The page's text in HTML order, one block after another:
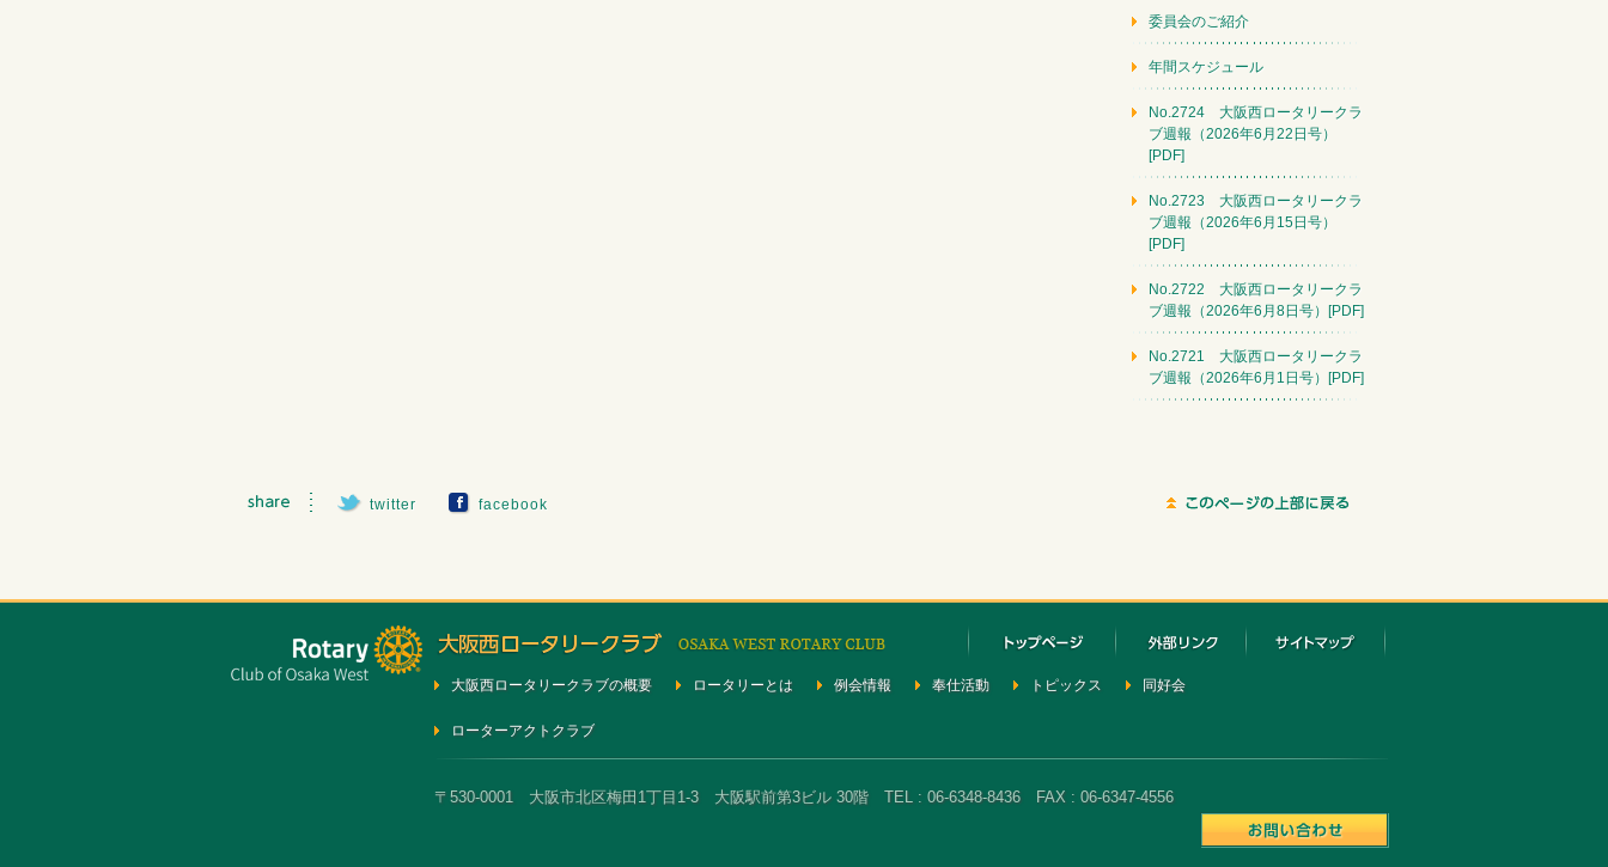
委員会のご紹介
年間スケジュール
No.2724 大阪西ロータリークラ
ブ週報（2026年6月22日号）
[PDF]
No.2723 大阪西ロータリークラ
ブ週報（2026年6月15日号）
[PDF]
No.2722 大阪西ロータリークラ
ブ週報（2026年6月8日号）[PDF]
No.2721 大阪西ロータリークラ
ブ週報（2026年6月1日号）[PDF]
twitter facebook
大阪西ロータリークラブの概要 ロータリーとは 例会情報 奉仕活動 トピックス 同好会
ローターアクトクラブ
〒530-0001 大阪市北区梅田1丁目1-3 大阪駅前第3ビル 30階 TEL : 06-6348-8436 FAX : 06-6347-4556